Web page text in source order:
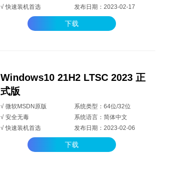
√ 快速装机首选
发布日期：2023-02-17
下载
Windows10 21H2 LTSC 2023 正
式版
√ 微软MSDN原版
系统类型：64位/32位
√ 安全无毒
系统语言：简体中文
√ 快速装机首选
发布日期：2023-02-06
下载